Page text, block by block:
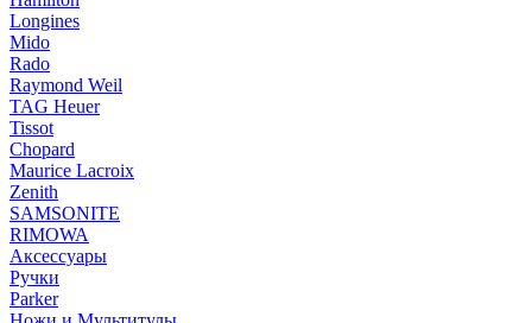
Longines
Mido
Rado
Raymond Weil
TAG Heuer
Tissot
Chopard
Maurice Lacroix
Zenith
SAMSONITE
RIMOWA
Аксессуары
Ручки
Parker